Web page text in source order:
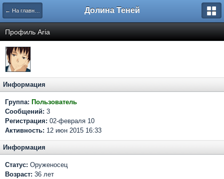
← На главную Долина Теней
Профиль Aria
Информация
Группа: Пользователь
Сообщений: 3
Регистрация: 02-февраля 10
Активность: 12 июн 2015 16:33
Информация
Статус: Оруженосец
Возраст: 36 лет